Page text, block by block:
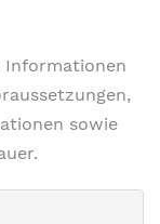
Informationen
sowie